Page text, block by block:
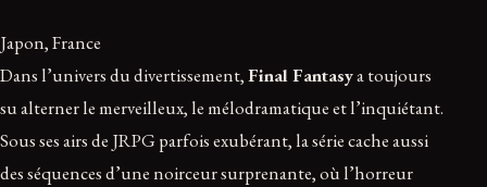
Japon, France
Dans l’univers du divertissement,Final Fantasya toujours
su alterner le merveilleux, le mélodramatique et l’inquiétant.
Sous ses airs de JRPG parfois exubérant, la série cache aussi
des séquences d’une noirceur surprenante, où l’horreur